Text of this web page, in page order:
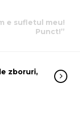
e sufletul meu!
Punct!”
zboruri,